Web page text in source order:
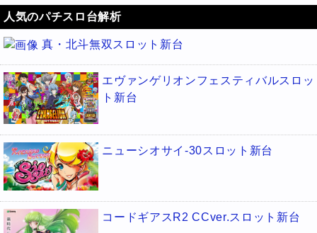
人気のパチスロ台解析
真・北斗無双スロット新台
エヴァンゲリオンフェスティバルスロッ
ト新台
ニューシオサイ-30スロット新台
コードギアスR2 CCver.スロット新台